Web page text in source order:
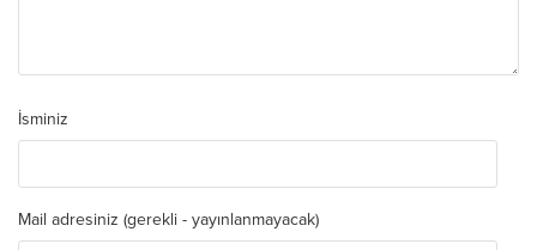
İsminiz
Mail adresiniz (gerekli - yayınlanmayacak)